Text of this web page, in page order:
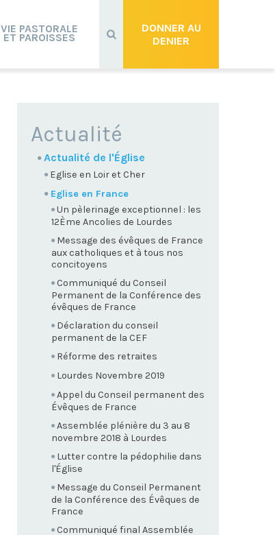
DONNER AU
DENIER
VIE PASTORALE
ET PAROISSES
NAVIGATION
Actualité
Actualité de l'Église
Eglise en Loir et Cher
Eglise en France
Un pèlerinage exceptionnel : les
12Ème Ancolies de Lourdes
Message des évêques de France
aux catholiques et à tous nos
concitoyens
Communiqué du Conseil
Permanent de la Conférence des
évêques de France
Déclaration du conseil
permanent de la CEF
Réforme des retraites
Lourdes Novembre 2019
Appel du Conseil permanent des
Évêques de France
Assemblée plénière du 3 au 8
novembre 2018 à Lourdes
Lutter contre la pédophilie dans
l'Église
Message du Conseil Permanent
de la Conférence des Évêques de
France
Communiqué final Assemblée